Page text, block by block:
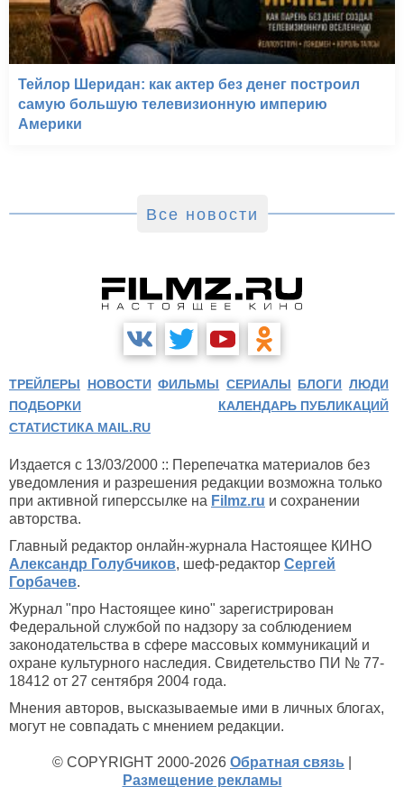
Тейлор Шеридан: как актер без денег построил
самую большую телевизионную империю
Америки
Все новости
ТРЕЙЛЕРЫ НОВОСТИ ФИЛЬМЫ СЕРИАЛЫ БЛОГИ ЛЮДИ
ПОДБОРКИ
КАЛЕНДАРЬ ПУБЛИКАЦИЙ
СТАТИСТИКА MAIL.RU
Издается с 13/03/2000 :: Перепечатка материалов без
уведомления и разрешения редакции возможна только
при активной гиперссылке на Filmz.ru и сохранении
авторства.
Главный редактор онлайн-журнала Настоящее КИНО
Александр Голубчиков, шеф-редактор Сергей
Горбачев.
Журнал "про Настоящее кино" зарегистрирован
Федеральной службой по надзору за соблюдением
законодательства в сфере массовых коммуникаций и
охране культурного наследия. Свидетельство ПИ № 77-
18412 от 27 сентября 2004 года.
Мнения авторов, высказываемые ими в личных блогах,
могут не совпадать с мнением редакции.
© COPYRIGHT 2000-2026 Обратная связь
Размещение рекламы